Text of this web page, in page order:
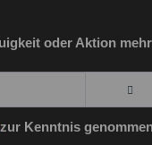
oder Aktion
zur Kenntnis